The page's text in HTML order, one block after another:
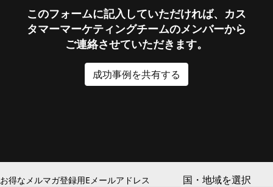
このフォームに記入していただければ、カス
タマーマーケティングチームのメンバーから
ご連絡させていただきます。
成功事例を共有する
お得なメルマガ登録用Eメールアドレス 国・地域を選択